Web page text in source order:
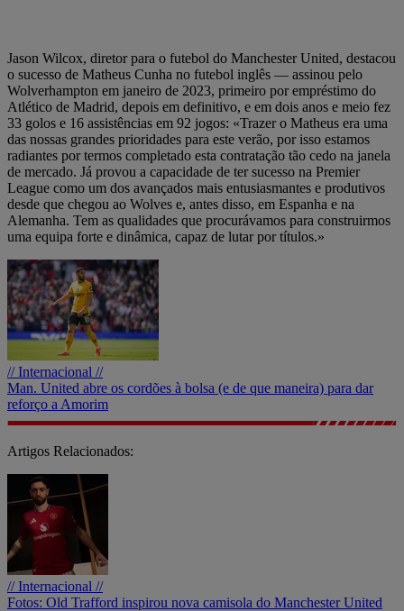
Jason Wilcox, diretor para o futebol do Manchester United, destacou
o sucesso de Matheus Cunha no futebol inglês — assinou pelo
Wolverhampton em janeiro de 2023, primeiro por empréstimo do
Atlético de Madrid, depois em definitivo, e em dois anos e meio fez
33 golos e 16 assistências em 92 jogos: «Trazer o Matheus era uma
das nossas grandes prioridades para este verão, por isso estamos
radiantes por termos completado esta contratação tão cedo na janela
de mercado. Já provou a capacidade de ter sucesso na Premier
League como um dos avançados mais entusiasmantes e produtivos
desde que chegou ao Wolves e, antes disso, em Espanha e na
Alemanha. Tem as qualidades que procurávamos para construirmos
uma equipa forte e dinâmica, capaz de lutar por títulos.»
// Internacional //
Man. United abre os cordões à bolsa (e de que maneira) para dar
reforço a Amorim
Artigos Relacionados:
// Internacional //
Fotos: Old Trafford inspirou nova camisola do Manchester United